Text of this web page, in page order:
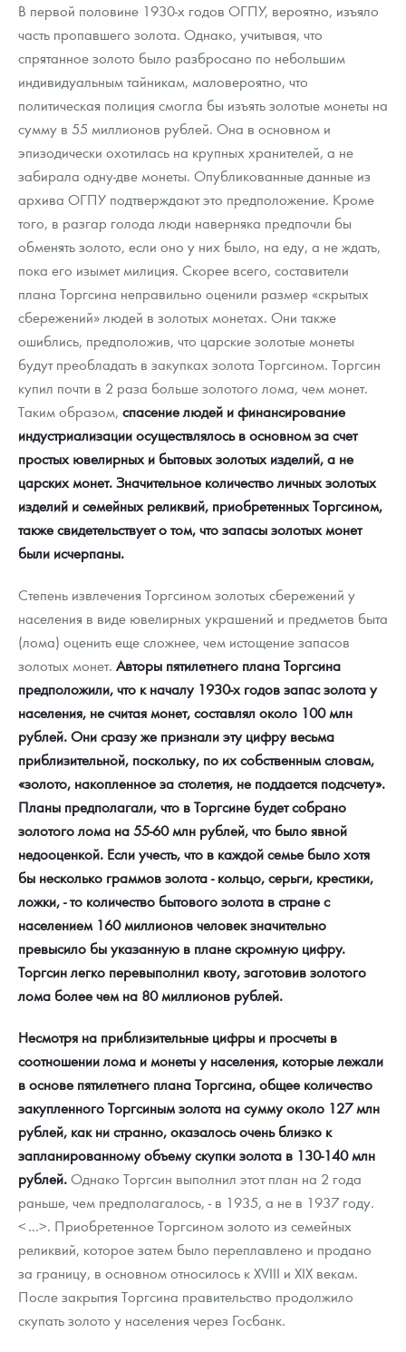
В первой половине 1930-х годов ОГПУ, вероятно, изъяло
часть пропавшего золота. Однако, учитывая, что
спрятанное золото было разбросано по небольшим
индивидуальным тайникам, маловероятно, что
политическая полиция смогла бы изъять золотые монеты на
сумму в 55 миллионов рублей. Она в основном и
эпизодически охотилась на крупных хранителей, а не
забирала одну-две монеты. Опубликованные данные из
архива ОГПУ подтверждают это предположение. Кроме
того, в разгар голода люди наверняка предпочли бы
обменять золото, если оно у них было, на еду, а не ждать,
пока его изымет милиция. Скорее всего, составители
плана Торгсина неправильно оценили размер «скрытых
сбережений» людей в золотых монетах. Они также
ошиблись, предположив, что царские золотые монеты
будут преобладать в закупках золота Торгсином. Торгсин
купил почти в 2 раза больше золотого лома, чем монет.
Таким образом, спасение людей и финансирование
индустриализации осуществлялось в основном за счет
простых ювелирных и бытовых золотых изделий, а не
царских монет. Значительное количество личных золотых
изделий и семейных реликвий, приобретенных Торгсином,
также свидетельствует о том, что запасы золотых монет
были исчерпаны.
Степень извлечения Торгсином золотых сбережений у
населения в виде ювелирных украшений и предметов быта
(лома) оценить еще сложнее, чем истощение запасов
золотых монет. Авторы пятилетнего плана Торгсина
предположили, что к началу 1930-х годов запас золота у
населения, не считая монет, составлял около 100 млн
рублей. Они сразу же признали эту цифру весьма
приблизительной, поскольку, по их собственным словам,
«золото, накопленное за столетия, не поддается подсчету».
Планы предполагали, что в Торгсине будет собрано
золотого лома на 55-60 млн рублей, что было явной
недооценкой. Если учесть, что в каждой семье было хотя
бы несколько граммов золота - кольцо, серьги, крестики,
ложки, - то количество бытового золота в стране с
населением 160 миллионов человек значительно
превысило бы указанную в плане скромную цифру.
Торгсин легко перевыполнил квоту, заготовив золотого
лома более чем на 80 миллионов рублей.
Несмотря на приблизительные цифры и просчеты в
соотношении лома и монеты у населения, которые лежали
в основе пятилетнего плана Торгсина, общее количество
закупленного Торгсиным золота на сумму около 127 млн
рублей, как ни странно, оказалось очень близко к
запланированному объему скупки золота в 130-140 млн
рублей.Однако Торгсин выполнил этот план на 2 года
раньше, чем предполагалось, - в 1935, а не в 1937 году.
<...>. Приобретенное Торгсином золото из семейных
реликвий, которое затем было переплавлено и продано
за границу, в основном относилось к XVIII и XIX векам.
После закрытия Торгсина правительство продолжило
скупать золото у населения через Госбанк.